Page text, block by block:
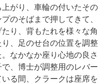
上がり、車輪の付いたその
のそばまで押してきて、
たり、背もたれを様々な角
り、足のせ台の位置を調整
。なかなか座り心地の良さ
で、博士が調整用のレバー
いる間、クラークは座席を